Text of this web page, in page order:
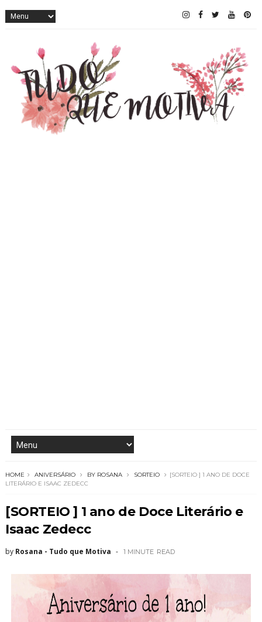
HOME ANIVERSÁRIO BY ROSANA SORTEIO
[SORTEIO ] 1 ANO DE DOCE
LITERÁRIO E ISAAC ZEDECC
[SORTEIO ] 1 ano de Doce Literário e
Isaac Zedecc
by Rosana - Tudo que Motiva 1 MINUTE READ